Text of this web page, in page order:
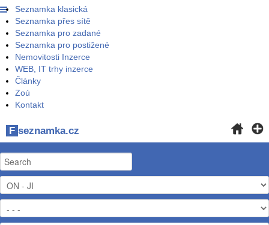
Seznamka klasická
Seznamka přes sítě
Seznamka pro zadané
Seznamka pro postižené
Nemovitosti Inzerce
WEB, IT trhy inzerce
Články
Zoú
Kontakt
F seznamka.cz